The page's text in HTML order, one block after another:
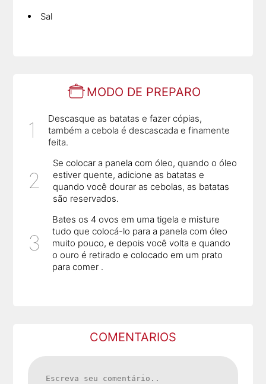
Sal
MODO DE PREPARO
Descasque as batatas e fazer cópias,
também a cebola é descascada e finamente
feita.
Se colocar a panela com óleo, quando o óleo
estiver quente, adicione as batatas e
quando você dourar as cebolas, as batatas
são reservados.
Bates os 4 ovos em uma tigela e misture
tudo que colocá-lo para a panela com óleo
muito pouco, e depois você volta e quando
o ouro é retirado e colocado em um prato
para comer .
COMENTARIOS